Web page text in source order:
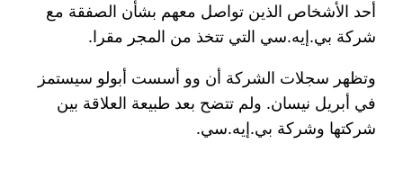
أحد الأشخاص الذين تواصل معهم بشأن الصفقة مع
شركة بي.إيه.سي التي تتخذ من المجر مقرا.
وتظهر سجلات الشركة أن وو أسست أبولو سيستمز
في أبريل نيسان. ولم تتضح بعد طبيعة العلاقة بين
شركتها وشركة بي.إيه.سي.